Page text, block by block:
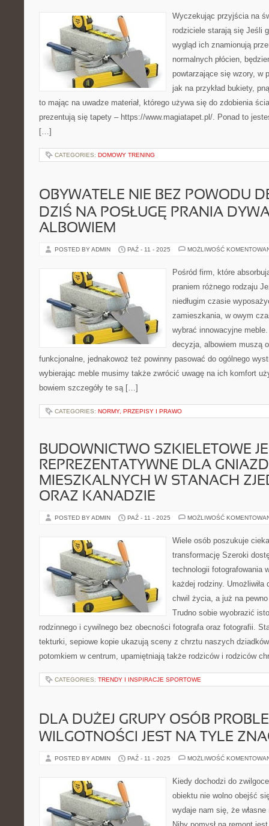
Wyczekując przyjścia na
rodziciele starają się Jeśli
wygląd ich znamionują
normalnych płócien,
powtarzające się wzory, w
jak na przykład bukiety,
to mając na uwadze materiał, którego używa się do zdobienia
prezentują się tapety – https://www.magiatapet.pl/. Ponad to
[…]
CATEGORIES: DOMOWY TRENING
OBYWATELE NIE BEZ POWODU
DZIŚ NA POSŁUGĘ PRANIA
ALBOWIEM
POSTED BY ADMIN PAŹ - 11 - 2025 MOŻLIWOŚĆ
Pośród firm, które
praniem różnego rodzaju
niedługim czasie
zamieszkania, w owym
wybrać innowacyjne
decyzja, albowiem muszą
funkcjonalne, jednakowoż też powinny pasować do ogólnego
wybierając meble musimy także zwrócić uwagę na ich komfort
bowiem szczegóły te są […]
CATEGORIES: NORMY, PRZEPISY I PRAWO
BUDOWNICTWO SZKIELETOWE
REPREZENTATYWNE DLA
MIESZKALNYCH W STANACH
ORAZ KANADZIE
POSTED BY ADMIN PAŹ - 11 - 2025 MOŻLIWOŚĆ
Wiele osób poszukuje
transformację Szeroki
technologii fotografowania
każdej rodziny.
chwil życia, a już na
Trudno sobie wyobrazić
rodzinnego i cywilnego bez obecności fotografa oraz fotografii.
tekturki, sepiowe kopie ukazują sceny z chrztu naszych
potomkiem w centrum, upamiętniają także rodziców i rodziców
CATEGORIES: TRENDY I INSPIRACJE SPORTOWE
DLA DUŻEJ GRUPY OSÓB
WILGOTNOŚCI JEST NA TYLE
POSTED BY ADMIN PAŹ - 11 - 2025 MOŻLIWOŚĆ
Kiedy dochodzi do
obiektu nie wolno obejść
wydaje nam się, że